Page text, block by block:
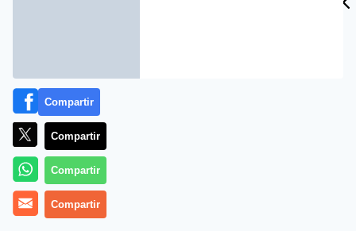
Compartir
Compartir
Compartir
Compartir